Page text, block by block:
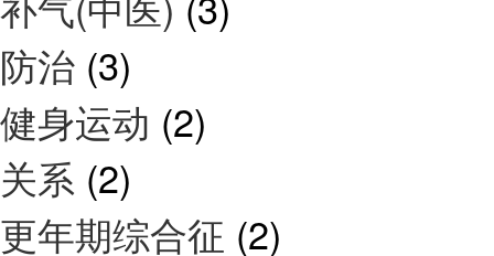
防治 (3)
健身运动 (2)
关系 (2)
更年期综合征 (2)